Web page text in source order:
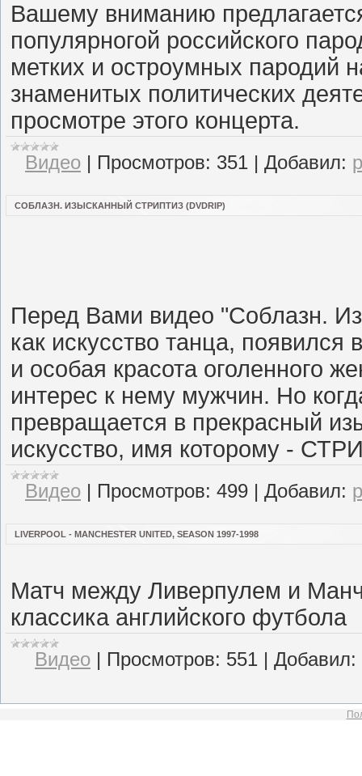
Вашему вниманию
популярногой российского
метких и остроумных пародий
знаменитых политических
просмотре этого концерта.
Видео | Просмотров: 351 | Добавил:
СОБЛАЗН. ИЗЫСКАННЫЙ СТРИПТИЗ (DVDRIP)
Перед Вами видео "Соблазн.
как искусство танца,
и особая красота оголенного
интерес к нему мужчин. Но
превращается в прекрасный
искусство, имя которому -
Видео | Просмотров: 499 | Добавил:
LIVERPOOL - MANCHESTER UNITED, SEASON 1997-1998
Матч между Ливерпулем и
классика английского футбола
Видео | Просмотров: 551 | Добавил: